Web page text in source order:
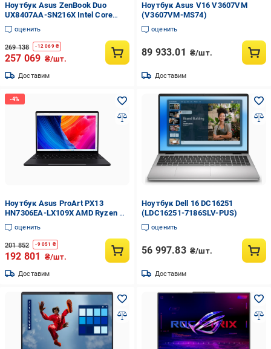
Ноутбук Asus ZenBook Duo
UX8407AA-SN216X Intel Core
Ultra 9 386H 32 Гб 2 Тб SSD W11
Pro Moher Grey (90NB16V1-
M00A40)
оценить
269 138 -12 069₴
257 069 ₴/шт.
Доставим
Ноутбук Asus V16 V3607VM
(V3607VM-MS74)
оценить
89 933.01 ₴/шт.
Доставим
Ноутбук Asus ProArt PX13
HN7306EA-LX109X AMD Ryzen AI
MAX+ 388 32 Гб 1 Тб SSD Radeon
Graphics W11 Pro Nano Black
(90NB17X1-M00890)
оценить
201 852 -9 051 ₴
192 801 ₴/шт.
Доставим
Ноутбук Dell 16 DC16251
(LDC16251-7186SLV-PUS)
оценить
56 997.83 ₴/шт.
Доставим